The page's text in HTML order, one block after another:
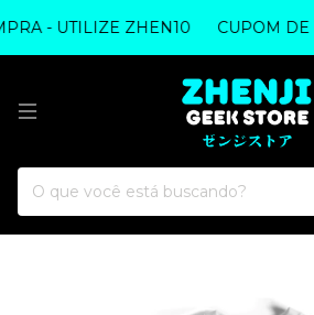
- UTILIZE ZHEN10 CUPOM DE